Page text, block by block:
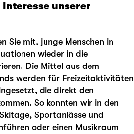
unserer
Sie mit, junge Menschen in
wieder in die
Die Mittel aus dem
werden für Freizeitaktivitäten
die direkt den
So konnten wir in den
Sportanlässe und
oder einen Musikraum